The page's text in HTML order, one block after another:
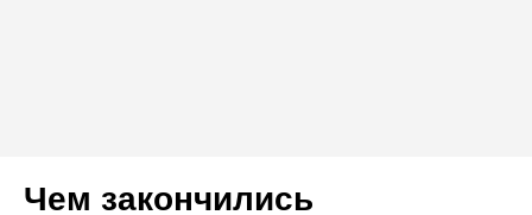
Чем закончились